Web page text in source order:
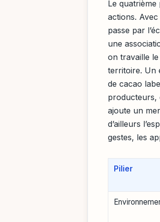
Le
actions.
passe par
une
on travaille
territoire. Un
de cacao
producteurs,
ajoute un
d’ailleurs
gestes, les
Pilier